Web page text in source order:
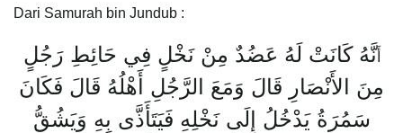
Dari Samurah bin Jundub :
نَّهُ كَانَتْ لَهُ عَضُدٌ مِنْ نَخْلٍ فِي حَائِطِ رَجُلٍ
مِنَ الأَنْصَارِ قَالَ وَمَعَ الرَّجُلِ أَهْلُهُ قَالَ فَكَانَ
سَمُرَةُ يَدْخُلُ إِلَى نَخْلِهِ فَيَتَأَذَّى بِهِ وَيَشُقُّ